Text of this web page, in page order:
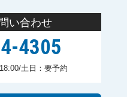
い合わせ
4305
土日：要予約